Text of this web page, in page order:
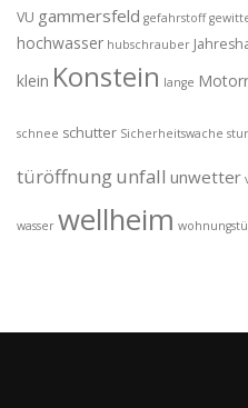
VU gammersfeld gefahrstoff
hochwasser hubschrauber
klein Konstein lange
schnee schutter Sicherheitswache
türöffnungunfall unwetter
wasser wellheim